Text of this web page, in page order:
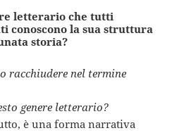
letterario che tutti
conoscono la sua struttura
storia?
racchiudere nel termine
genere letterario?
è una forma narrativa